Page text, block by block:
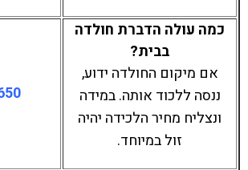
כמה עולה הדברת חולדה
בבית?
אם מיקום החולדה ידוע,
ננסה ללכוד אותה. במידה
ונצליח מחיר הלכידה יהיה
זול במיוחד.
– 300 ₪